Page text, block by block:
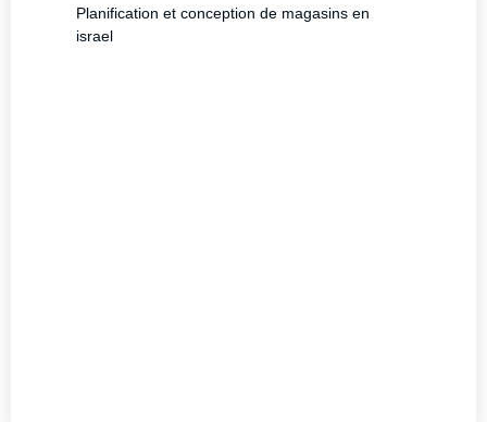
Planification et conception de magasins en
israel